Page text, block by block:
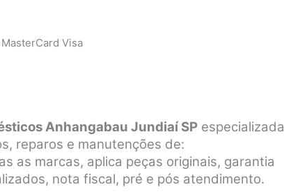
Visa
Anhangabau Jundiaí SP especializada
reparos e manutenções de:
as marcas, aplica peças originais, garantia
nota fiscal, pré e pós atendimento.